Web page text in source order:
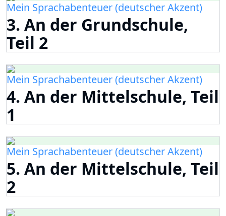
Mein Sprachabenteuer (deutscher Akzent)
3. An der Grundschule,
Teil 2
Mein Sprachabenteuer (deutscher Akzent)
4. An der Mittelschule, Teil
1
Mein Sprachabenteuer (deutscher Akzent)
5. An der Mittelschule, Teil
2